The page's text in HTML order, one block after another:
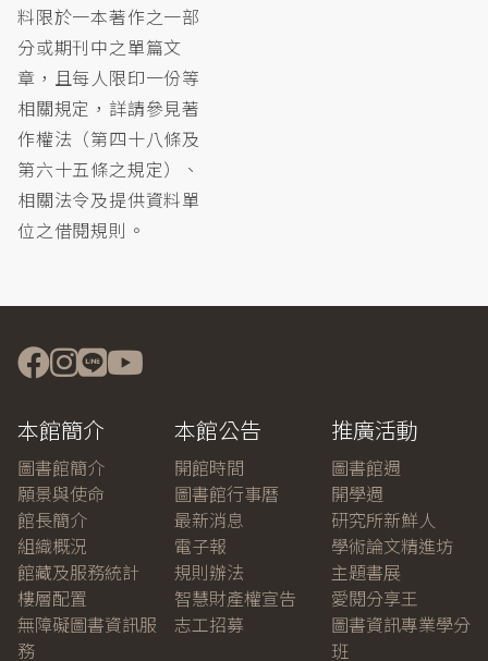
料限於一本著作之一部
分或期刊中之單篇文
章，且每人限印一份等
相關規定，詳請參見著
作權法（第四十八條及
第六十五條之規定）、
相關法令及提供資料單
位之借閱規則。
本館簡介
圖書館簡介
願景與使命
館長簡介
組織概況
館藏及服務統計
樓層配置
無障礙圖書資訊服
務
本館公告
開館時間
圖書館行事曆
最新消息
電子報
規則辦法
智慧財產權宣告
志工招募
推廣活動
圖書館週
開學週
研究所新鮮人
學術論文精進坊
主題書展
愛閱分享王
圖書資訊專業學分
班